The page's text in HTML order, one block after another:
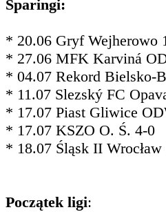
Sparingi:
* 20.06 Gryf Wejherowo
* 27.06 MFK Karviná
* 04.07 Rekord Bielsko-
* 11.07 Slezský FC
* 17.07 Piast Gliwice
* 17.07 KSZO O. Ś. 4-0
* 18.07 Śląsk II
Początek ligi: